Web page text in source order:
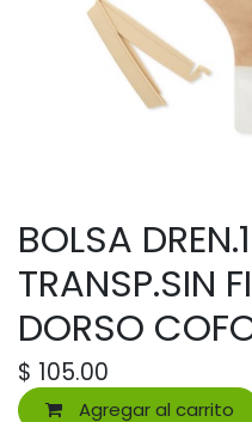
BOLSA
TRANSP.SIN
DORSO
$ 105.00
Agregar al carrito